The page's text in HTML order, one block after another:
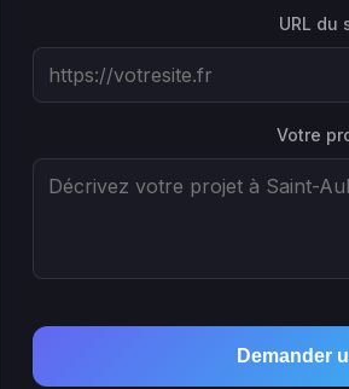
URL du
Votre
Demander